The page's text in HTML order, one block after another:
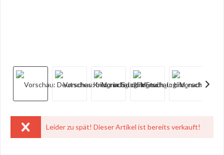
Leider zu spät! Dieser Artikel ist bereits verkauft!